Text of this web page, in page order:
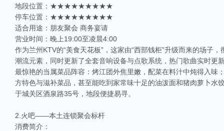
地段位置：★★★★★★★★★
停车位置：★★★★★★★★★
适合用途：朋友聚会 商务宴请
营业时间：晚上19:00至凌晨4:00
作为兰州KTV的“美食天花板”，这家由“西部钱柜”升级而来的场子
潮流元素，同时更新了全套音响设备与点歌系统，热门歌曲实时更
最惊艳的当属菜品阵容：烤江团外焦里嫩，配菜在料汁中炖得入
方特色与滋补菜品，甚至能吃到家常味十足的油泼面和猪肉萝卜水
于城关区酒泉路35号，地段便捷易寻。
2.火吧——本土连锁聚会标杆
消费简介：